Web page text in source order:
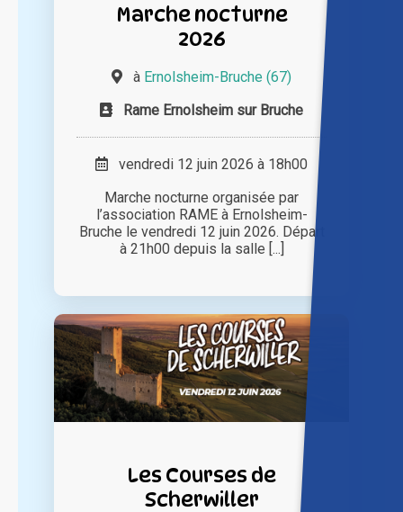
Marche nocturne
2026
à Ernolsheim-Bruche (67)
Rame Ernolsheim sur Bruche
vendredi 12 juin 2026 à 18h00
Marche nocturne organisée par
l’association RAME à Ernolsheim-
Bruche le vendredi 12 juin 2026. Départ
à 21h00 depuis la salle [...]
Les Courses de
Scherwiller